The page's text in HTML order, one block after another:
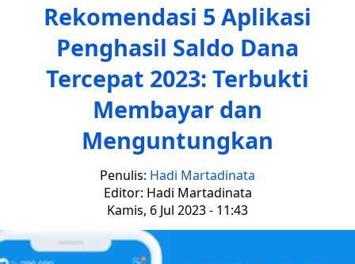
Rekomendasi 5 Aplikasi
Penghasil Saldo Dana
Tercepat 2023: Terbukti
Membayar dan
Menguntungkan
Penulis: Hadi Martadinata
Editor: Hadi Martadinata
Kamis, 6 Jul 2023 - 11:43